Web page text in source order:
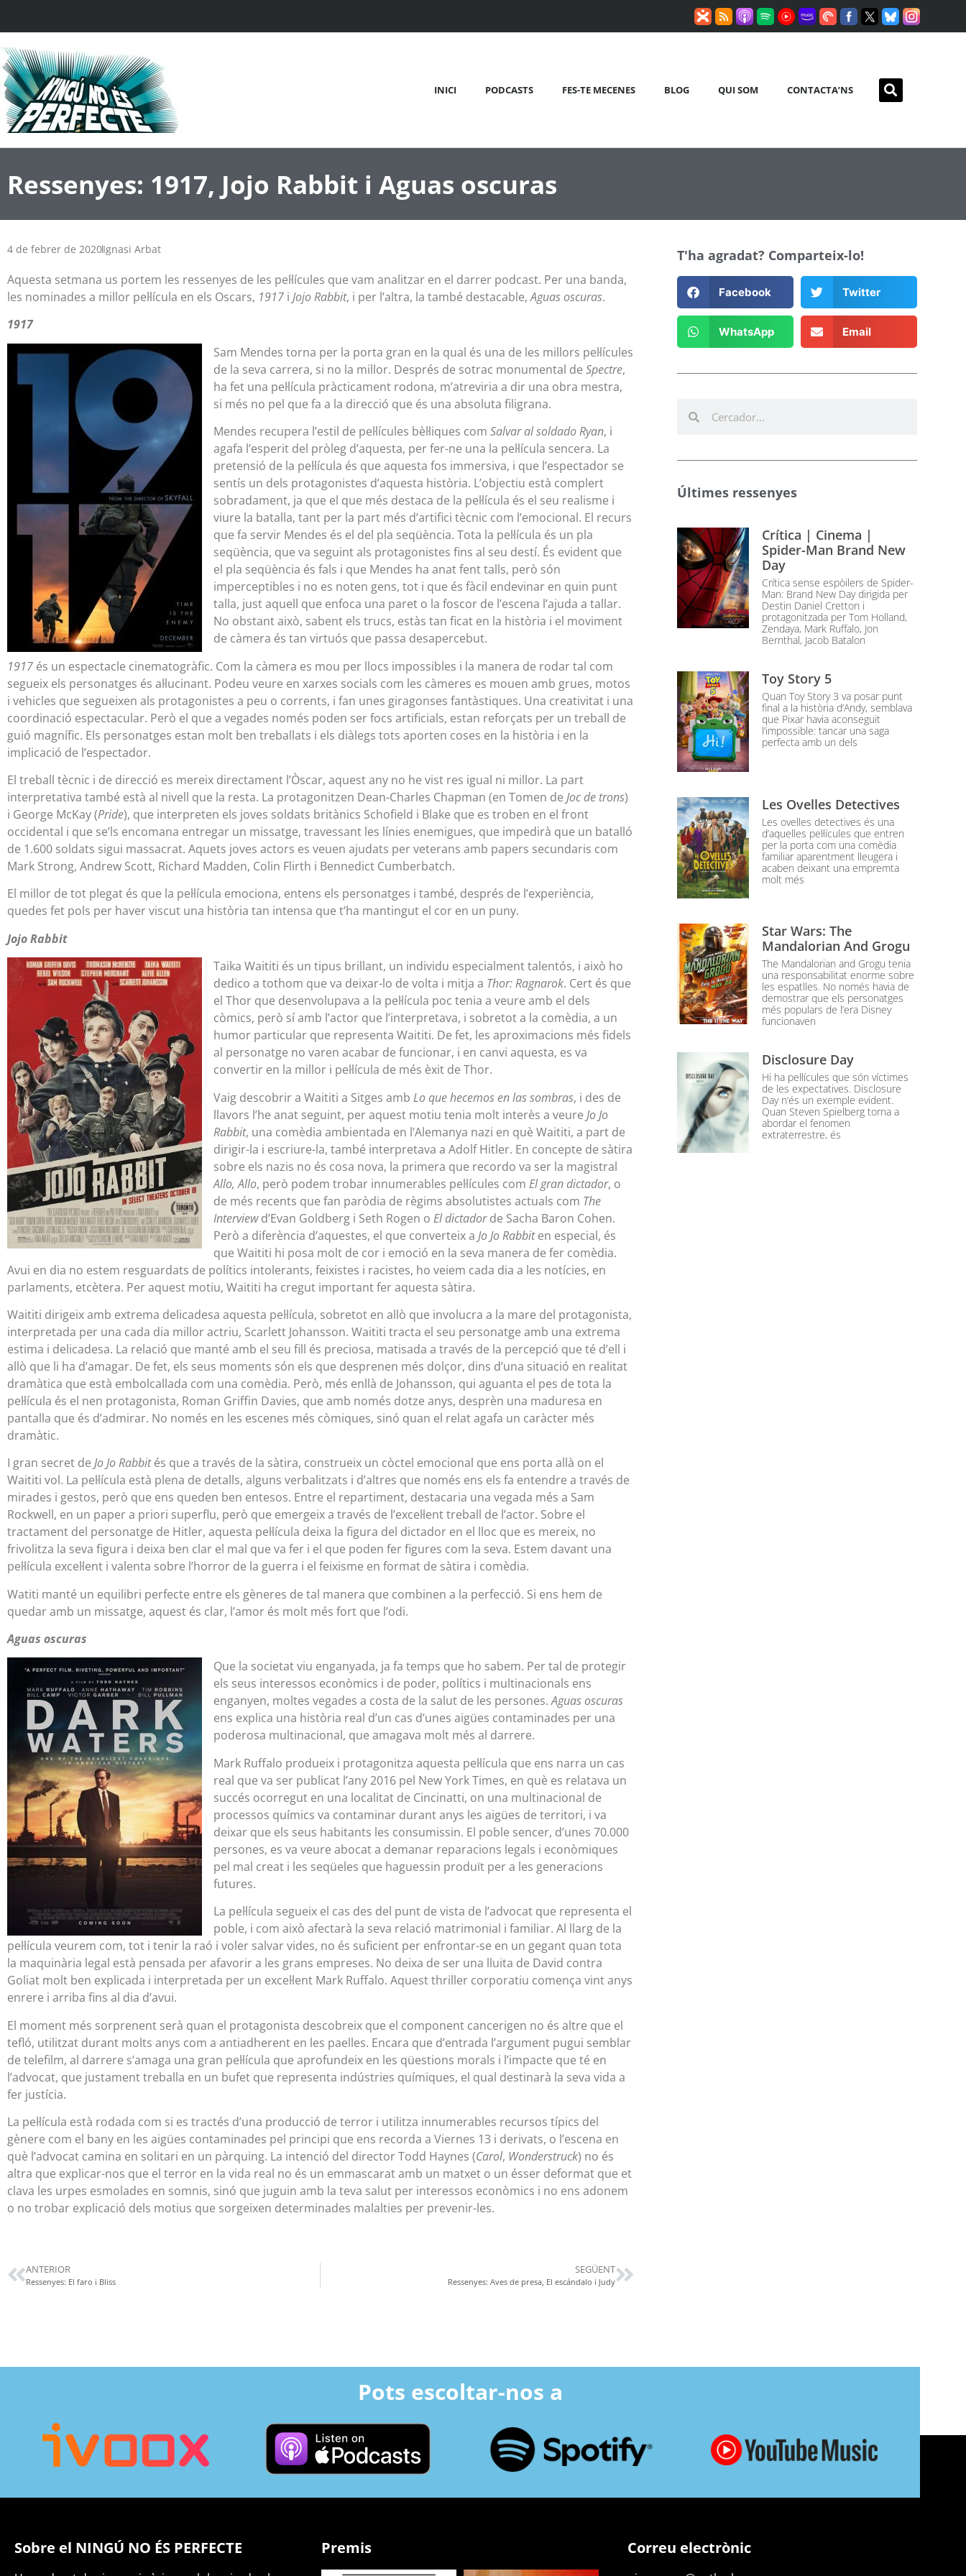
INICI PODCASTS FES-TE MECENES BLOG QUI SOM CONTACTA’NS
Ressenyes: 1917, Jojo Rabbit i Aguas oscuras
4 de febrer de 2020Ignasi Arbat
Aquesta setmana us portem les ressenyes de les pel·lícules que vam analitzar en el darrer podcast. Per una banda,
les nominades a millor pel·lícula en els Oscars, 1917 i Jojo Rabbit, i per l’altra, la també destacable,Aguas oscuras.
1917
Sam Mendes torna per la porta gran en la qual és una de les millors pel·lícules
de la seva carrera, si no la millor. Després de sotrac monumental de Spectre,
ha fet una pel·lícula pràcticament rodona, m’atreviria a dir una obra mestra,
si més no pel que fa a la direcció que és una absoluta filigrana.
Mendes recupera l’estil de pel·lícules bèl·liques com Salvar al soldado Ryan, i
agafa l’esperit del pròleg d’aquesta, per fer-ne una la pel·lícula sencera. La
pretensió de la pel·lícula és que aquesta fos immersiva, i que l’espectador se
sentís un dels protagonistes d’aquesta història. L’objectiu està complert
sobradament, ja que el que més destaca de la pel·lícula és el seu realisme i
viure la batalla, tant per la part més d’artifici tècnic com l’emocional. El recurs
que fa servir Mendes és el del pla seqüència. Tota la pel·lícula és un pla
seqüència, que va seguint als protagonistes fins al seu destí. És evident que
el pla seqüència és fals i que Mendes ha anat fent talls, però són
imperceptibles i no es noten gens, tot i que és fàcil endevinar en quin punt
talla, just aquell que enfoca una paret o la foscor de l’escena l’ajuda a tallar.
No obstant això, sabent els trucs, estàs tan ficat en la història i el moviment
de càmera és tan virtuós que passa desapercebut.
1917 és un espectacle cinematogràfic. Com la càmera es mou per llocs impossibles i la manera de rodar tal com
segueix els personatges és al·lucinant. Podeu veure en xarxes socials com les càmeres es mouen amb grues, motos
i vehicles que segueixen als protagonistes a peu o corrents, i fan unes giragonses fantàstiques. Una creativitat i una
coordinació espectacular. Però el que a vegades només poden ser focs artificials, estan reforçats per un treball de
guió magnífic. Els personatges estan molt ben treballats i els diàlegs tots aporten coses en la història i en la
implicació de l’espectador.
El treball tècnic i de direcció es mereix directament l’Òscar, aquest any no he vist res igual ni millor. La part
interpretativa també està al nivell que la resta. La protagonitzen Dean-Charles Chapman (en Tomen de Joc de trons)
i George McKay (Pride), que interpreten els joves soldats britànics Schofield i Blake que es troben en el front
occidental i que se’ls encomana entregar un missatge, travessant les línies enemigues, que impedirà que un batalló
de 1.600 soldats sigui massacrat. Aquets joves actors es veuen ajudats per veterans amb papers secundaris com
Mark Strong, Andrew Scott, Richard Madden, Colin Flirth i Bennedict Cumberbatch.
El millor de tot plegat és que la pel·lícula emociona, entens els personatges i també, després de l’experiència,
quedes fet pols per haver viscut una història tan intensa que t’ha mantingut el cor en un puny.
Jojo Rabbit
Taika Waititi és un tipus brillant, un individu especialment talentós, i això ho
dedico a tothom que va deixar-lo de volta i mitja a Thor: Ragnarok. Cert és que
el Thor que desenvolupava a la pel·lícula poc tenia a veure amb el dels
còmics, però sí amb l’actor que l’interpretava, i sobretot a la comèdia, a un
humor particular que representa Waititi. De fet, les aproximacions més fidels
al personatge no varen acabar de funcionar, i en canvi aquesta, es va
convertir en la millor i pel·lícula de més èxit de Thor.
Vaig descobrir a Waititi a Sitges amb Lo que hecemos en las sombras, i des de
llavors l’he anat seguint, per aquest motiu tenia molt interès a veure Jo Jo
Rabbit, una comèdia ambientada en l’Alemanya nazi en què Waititi, a part de
dirigir-la i escriure-la, també interpretava a Adolf Hitler. En concepte de sàtira
sobre els nazis no és cosa nova, la primera que recordo va ser la magistral
Allo, Allo, però podem trobar innumerables pel·lícules com El gran dictador, o
de més recents que fan paròdia de règims absolutistes actuals com The
Interviewd’Evan Goldberg i Seth Rogen o El dictadorde Sacha Baron Cohen.
Però a diferència d’aquestes, el que converteix a Jo Jo Rabbiten especial, és
que Waititi hi posa molt de cor i emoció en la seva manera de fer comèdia.
Avui en dia no estem resguardats de polítics intolerants, feixistes i racistes, ho veiem cada dia a les notícies, en
parlaments, etcètera. Per aquest motiu, Waititi ha cregut important fer aquesta sàtira.
Waititi dirigeix amb extrema delicadesa aquesta pel·lícula, sobretot en allò que involucra a la mare del protagonista,
interpretada per una cada dia millor actriu, Scarlett Johansson. Waititi tracta el seu personatge amb una extrema
estima i delicadesa. La relació que manté amb el seu fill és preciosa, matisada a través de la percepció que té d’ell i
allò que li ha d’amagar. De fet, els seus moments són els que desprenen més dolçor, dins d’una situació en realitat
dramàtica que està embolcallada com una comèdia. Però, més enllà de Johansson, qui aguanta el pes de tota la
pel·lícula és el nen protagonista, Roman Griffin Davies, que amb només dotze anys, desprèn una maduresa en
pantalla que és d’admirar. No només en les escenes més còmiques, sinó quan el relat agafa un caràcter més
dramàtic.
I gran secret de Jo Jo Rabbités que a través de la sàtira, construeix un còctel emocional que ens porta allà on el
Waititi vol. La pel·lícula està plena de detalls, alguns verbalitzats i d’altres que només ens els fa entendre a través de
mirades i gestos, però que ens queden ben entesos. Entre el repartiment, destacaria una vegada més a Sam
Rockwell, en un paper a priori superflu, però que emergeix a través de l’excel·lent treball de l’actor. Sobre el
tractament del personatge de Hitler, aquesta pel·lícula deixa la figura del dictador en el lloc que es mereix, no
frivolitza la seva figura i deixa ben clar el mal que va fer i el que poden fer figures com la seva. Estem davant una
pel·lícula excel·lent i valenta sobre l’horror de la guerra i el feixisme en format de sàtira i comèdia.
Watiti manté un equilibri perfecte entre els gèneres de tal manera que combinen a la perfecció. Si ens hem de
quedar amb un missatge, aquest és clar, l’amor és molt més fort que l’odi.
Aguas oscuras
Que la societat viu enganyada, ja fa temps que ho sabem. Per tal de protegir
els seus interessos econòmics i de poder, polítics i multinacionals ens
enganyen, moltes vegades a costa de la salut de les persones.Aguas oscuras
ens explica una història real d’un cas d’unes aigües contaminades per una
poderosa multinacional, que amagava molt més al darrere.
Mark Ruffalo produeix i protagonitza aquesta pel·lícula que ens narra un cas
real que va ser publicat l’any 2016 pel New York Times, en què es relatava un
succés ocorregut en una localitat de Cincinatti, on una multinacional de
processos químics va contaminar durant anys les aigües de territori, i va
deixar que els seus habitants les consumissin. El poble sencer, d’unes 70.000
persones, es va veure abocat a demanar reparacions legals i econòmiques
pel mal creat i les seqüeles que haguessin produït per a les generacions
futures.
La pel·lícula segueix el cas des del punt de vista de l’advocat que representa el
poble, i com això afectarà la seva relació matrimonial i familiar. Al llarg de la
pel·lícula veurem com, tot i tenir la raó i voler salvar vides, no és suficient per enfrontar-se en un gegant quan tota
la maquinària legal està pensada per afavorir a les grans empreses. No deixa de ser una lluita de David contra
Goliat molt ben explicada i interpretada per un excel·lent Mark Ruffalo. Aquest thriller corporatiu comença vint anys
enrere i arriba fins al dia d’avui.
El moment més sorprenent serà quan el protagonista descobreix que el component cancerigen no és altre que el
tefló, utilitzat durant molts anys com a antiadherent en les paelles. Encara que d’entrada l’argument pugui semblar
de telefilm, al darrere s’amaga una gran pel·lícula que aprofundeix en les qüestions morals i l’impacte que té en
l’advocat, que justament treballa en un bufet que representa indústries químiques, el qual destinarà la seva vida a
fer justícia.
La pel·lícula està rodada com si es tractés d’una producció de terror i utilitza innumerables recursos típics del
gènere com el bany en les aigües contaminades pel principi que ens recorda a Viernes 13 i derivats, o l’escena en
què l’advocat camina en solitari en un pàrquing. La intenció del director Todd Haynes (Carol, Wonderstruck) no és
altra que explicar-nos que el terror en la vida real no és un emmascarat amb un matxet o un ésser deformat que et
clava les urpes esmolades en somnis, sinó que juguin amb la teva salut per interessos econòmics i no ens adonem
o no trobar explicació dels motius que sorgeixen determinades malalties per prevenir-les.
ANTERIOR
Ressenyes: El faro i Bliss
SEGÜENT
Ressenyes: Aves de presa, El escándalo i Judy
T'ha agradat? Comparteix-lo!
Facebook Twitter
WhatsApp Email
Últimes ressenyes
Crítica | Cinema |
Spider-Man Brand New
Day
Crítica sense espòilers de Spider-
Man: Brand New Day dirigida per
Destin Daniel Cretton i
protagonitzada per Tom Holland,
Zendaya, Mark Ruffalo, Jon
Bernthal, Jacob Batalon
Toy Story 5
Quan Toy Story 3 va posar punt
final a la història d’Andy, semblava
que Pixar havia aconseguit
l’impossible: tancar una saga
perfecta amb un dels
Les Ovelles Detectives
Les ovelles detectives és una
d’aquelles pel·lícules que entren
per la porta com una comèdia
familiar aparentment lleugera i
acaben deixant una empremta
molt més
Star Wars: The
Mandalorian And Grogu
The Mandalorian and Grogu tenia
una responsabilitat enorme sobre
les espatlles. No només havia de
demostrar que els personatges
més populars de l’era Disney
funcionaven
Disclosure Day
Hi ha pel·lícules que són víctimes
de les expectatives. Disclosure
Day n’és un exemple evident.
Quan Steven Spielberg torna a
abordar el fenomen
extraterrestre, és
Pots escoltar-nos a
Sobre el NINGÚ NO ÉS PERFECTE Premis Correu electrònic